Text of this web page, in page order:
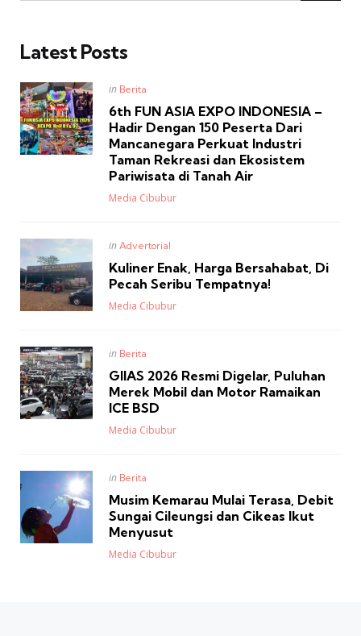
Latest Posts
Posted
in
in Berita
6th FUN ASIA EXPO INDONESIA –
Hadir Dengan 150 Peserta Dari
Mancanegara Perkuat Industri
Taman Rekreasi dan Ekosistem
Pariwisata di Tanah Air
Posted
Media Cibubur
Posted
in Advertorial
Kuliner Enak, Harga Bersahabat, Di
Pecah Seribu Tempatnya!
Posted
Media Cibubur
Posted
in Berita
GIIAS 2026 Resmi Digelar, Puluhan
Merek Mobil dan Motor Ramaikan
ICE BSD
Posted
Media Cibubur
Posted
in Berita
Musim Kemarau Mulai Terasa, Debit
Sungai Cileungsi dan Cikeas Ikut
Menyusut
Posted
Media Cibubur